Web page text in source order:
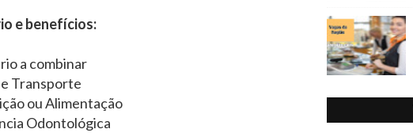
e benefícios:
a combinar
Transporte
ou Alimentação
Odontológica